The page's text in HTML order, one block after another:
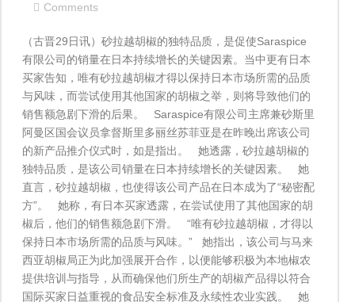
Comments
（古晋29日讯）砂拉越胡椒的独特品质，是促使Saraspice
有限公司的销量在日本持续增长的关键因素。当中更有日本
买家告知，唯有砂拉越胡椒才得以保持日本市场所需的品质
与风味，而尝试使用其他国家的胡椒之举，则将导致他们的
销售额急剧下滑的后果。 Saraspice有限公司主席兼砂斯里
阿曼区国会议员拿督斯里多丽丝苏菲亚是在昨晚出席该公司
的新产品推介仪式时，如是指出。 她透露，砂拉越胡椒的
独特品质，是该公司销量在日本持续增长的关键因素。 她
直言，砂拉越胡椒，也使得该公司产品在日本成为了“秘密配
方”。 她称，有日本买家透露，在尝试使用了其他国家的胡
椒后，他们的销售额急剧下滑。 “唯有砂拉越胡椒，才得以
保持日本市场所需的品质与风味。” 她指出，该公司与马来
西亚胡椒局正为此加强展开合作，以便能够积极为本地椒农
提供培训与指导，从而确保他们所生产的胡椒产品得以符合
国际买家日益重视的食品安全标准及永续性农业实践。 她